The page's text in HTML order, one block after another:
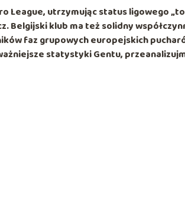
League, utrzymując status ligowego
Belgijski klub ma też solidny
faz grupowych europejskich
statystyki Gentu,